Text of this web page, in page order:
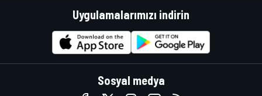
Uygulamalarımızı indirin
Sosyal medya